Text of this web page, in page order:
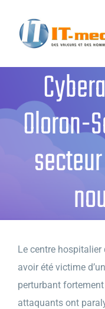
contenu
Oloron-
Le centre hospitalier
avoir été victime
perturbant
attaquants ont